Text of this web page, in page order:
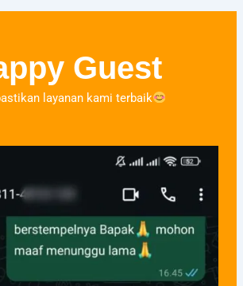
Guest
layanan kami terbaik